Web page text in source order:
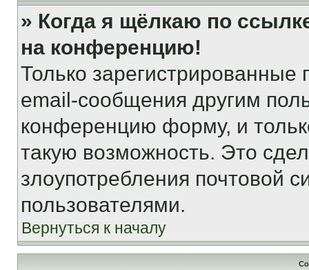
» Когда я щёлкаю по
на конференцию!
Только зарегистрированные
email-сообщения другим
конференцию форму, и
такую возможность. Это
злоупотребления почтовой
пользователями.
Вернуться к началу